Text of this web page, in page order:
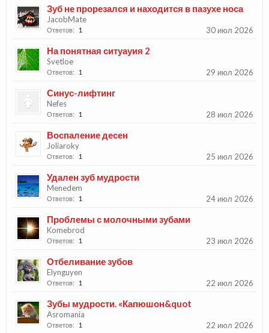
Зуб не прорезался и находится в пазухе носа
JacobMate
Ответов: 1 30 июл 2026
На понятная ситуауия 2
Svetloe
Ответов: 1 29 июл 2026
Синус-лифтинг
Nefes
Ответов: 1 28 июл 2026
Воспаление десен
Joliaroky
Ответов: 1 25 июл 2026
Удален зуб мудрости
Menedem
Ответов: 1 24 июл 2026
Проблемы с молочными зубами
Komebrod
Ответов: 1 23 июл 2026
Отбеливание зубов
Elynguyen
Ответов: 1 22 июл 2026
Зубы мудрости. «Капюшон&quot
Asromania
Ответов: 1 22 июл 2026